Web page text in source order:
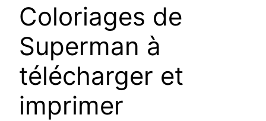
Coloriages de
Superman à
télécharger et
imprimer